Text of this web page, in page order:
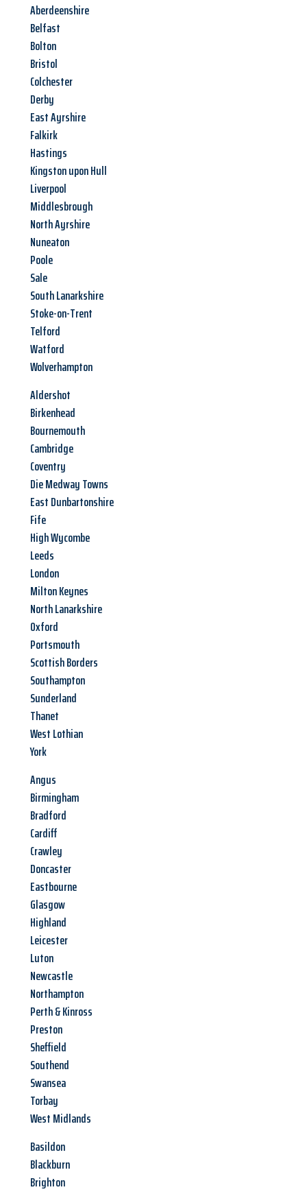
Aberdeenshire
Belfast
Bolton
Bristol
Colchester
Derby
East Ayrshire
Falkirk
Hastings
Kingston upon Hull
Liverpool
Middlesbrough
North Ayrshire
Nuneaton
Poole
Sale
South Lanarkshire
Stoke-on-Trent
Telford
Watford
Wolverhampton
Aldershot
Birkenhead
Bournemouth
Cambridge
Coventry
Die Medway Towns
East Dunbartonshire
Fife
High Wycombe
Leeds
London
Milton Keynes
North Lanarkshire
Oxford
Portsmouth
Scottish Borders
Southampton
Sunderland
Thanet
West Lothian
York
Angus
Birmingham
Bradford
Cardiff
Crawley
Doncaster
Eastbourne
Glasgow
Highland
Leicester
Luton
Newcastle
Northampton
Perth & Kinross
Preston
Sheffield
Southend
Swansea
Torbay
West Midlands
Basildon
Blackburn
Brighton